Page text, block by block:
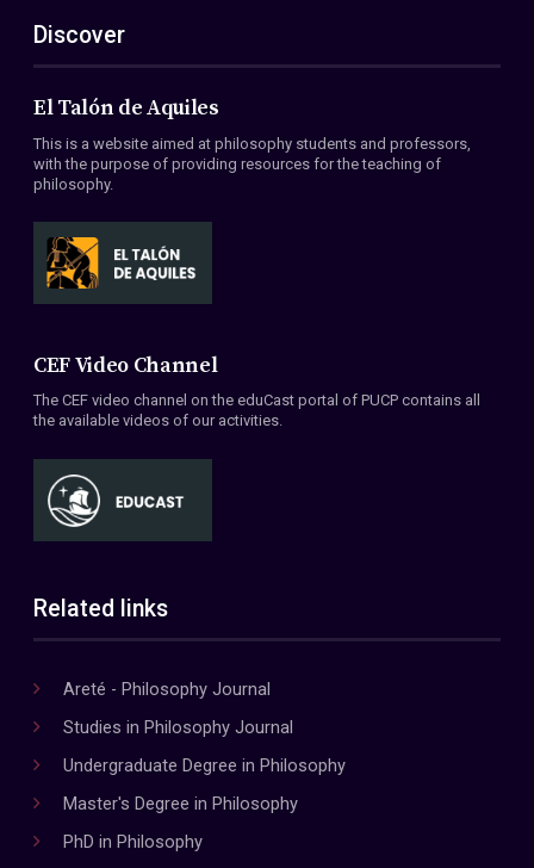
Discover
El Talón de Aquiles
This is a website aimed at philosophy students and professors,
with the purpose of providing resources for the teaching of
philosophy.
CEF Video Channel
The CEF video channel on the eduCast portal of PUCP contains all
the available videos of our activities.
Related links
Areté - Philosophy Journal
Studies in Philosophy Journal
Undergraduate Degree in Philosophy
Master's Degree in Philosophy
PhD in Philosophy